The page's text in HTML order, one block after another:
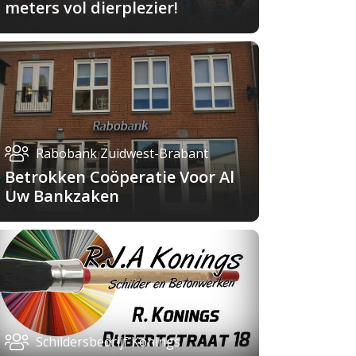
meters vol dierplezier!
Rabobank Zuidwest-Brabant
Betrokken Coöperatie Voor Al
Uw Bankzaken
Schildersbedrijf Konings